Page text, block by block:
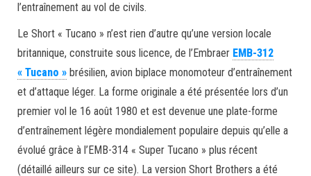
l’entraînement au vol de civils.
Le Short « Tucano » n’est rien d’autre qu’une version locale
britannique, construite sous licence, de l’Embraer EMB-312
« Tucano » brésilien, avion biplace monomoteur d’entraînement
et d’attaque léger. La forme originale a été présentée lors d’un
premier vol le 16 août 1980 et est devenue une plate-forme
d’entraînement légère mondialement populaire depuis qu’elle a
évolué grâce à l’EMB-314 « Super Tucano » plus récent
(détaillé ailleurs sur ce site). La version Short Brothers a été